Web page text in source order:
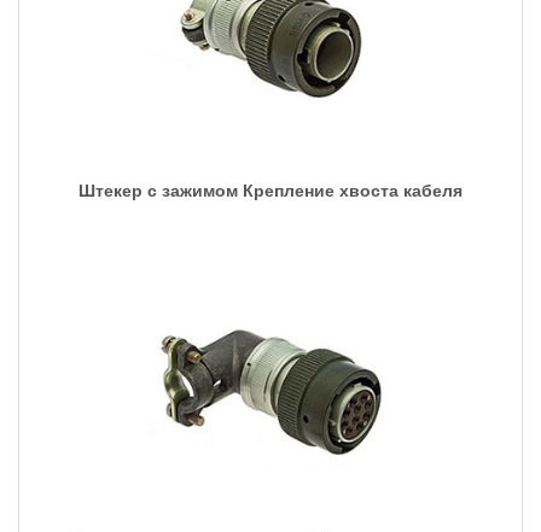
Штекер с зажимом Крепление хвоста кабеля